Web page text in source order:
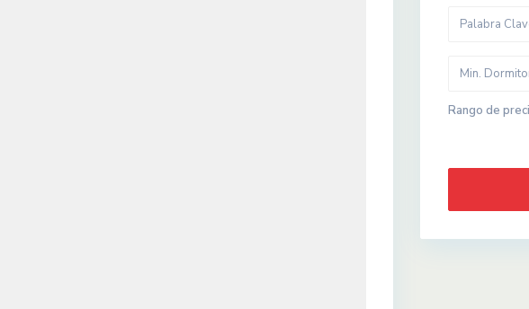
Rango de